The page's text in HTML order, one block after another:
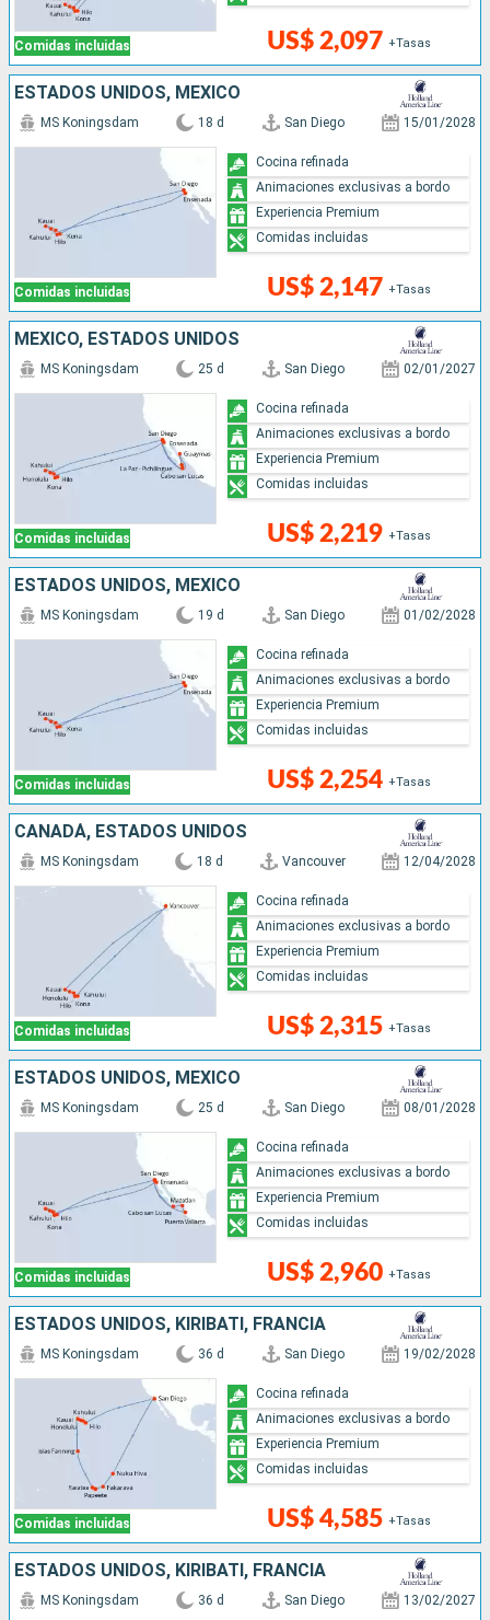
Comidas incluidas US$ 2,097 +Tasas
ESTADOS UNIDOS, MÉXICO
Comidas incluidas
MS Koningsdam 18 d San Diego 15/01/2028
US$ 2,147 +Tasas
Cocina refinada
Animaciones exclusivas a bordo
Experiencia Premium
Comidas incluidas
MÉXICO, ESTADOS UNIDOS
Comidas incluidas
MS Koningsdam 25 d San Diego 02/01/2027
US$ 2,219 +Tasas
Cocina refinada
Animaciones exclusivas a bordo
Experiencia Premium
Comidas incluidas
ESTADOS UNIDOS, MÉXICO
Comidas incluidas
MS Koningsdam 19 d San Diego 01/02/2028
US$ 2,254 +Tasas
Cocina refinada
Animaciones exclusivas a bordo
Experiencia Premium
Comidas incluidas
CANADÁ, ESTADOS UNIDOS
Comidas incluidas
MS Koningsdam 18 d Vancouver 12/04/2028
US$ 2,315 +Tasas
Cocina refinada
Animaciones exclusivas a bordo
Experiencia Premium
Comidas incluidas
ESTADOS UNIDOS, MÉXICO
Comidas incluidas
MS Koningsdam 25 d San Diego 08/01/2028
US$ 2,960 +Tasas
Cocina refinada
Animaciones exclusivas a bordo
Experiencia Premium
Comidas incluidas
ESTADOS UNIDOS, KIRIBATI, FRANCIA
Comidas incluidas
MS Koningsdam 36 d San Diego 19/02/2028
US$ 4,585 +Tasas
Cocina refinada
Animaciones exclusivas a bordo
Experiencia Premium
Comidas incluidas
ESTADOS UNIDOS, KIRIBATI, FRANCIA
MS Koningsdam 36 d San Diego 13/02/2027